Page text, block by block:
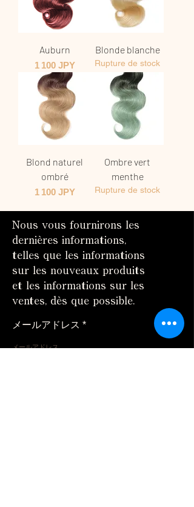
Auburn
Prix
1 100 JPY
Blonde blanche
Rupture de stock
Blond naturel
ombré
Prix
1 100 JPY
Ombre vert
menthe
Rupture de stock
Nous vous fournirons les
dernières informations,
telles que les informations
sur les nouveaux produits
et les informations sur les
ventes, dès que possible.
メールアドレス